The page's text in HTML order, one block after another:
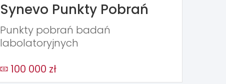
Synevo Punkty Pobrań
Punkty pobrań badań
labolatoryjnych
100 000 zł